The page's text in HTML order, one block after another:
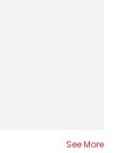
See More